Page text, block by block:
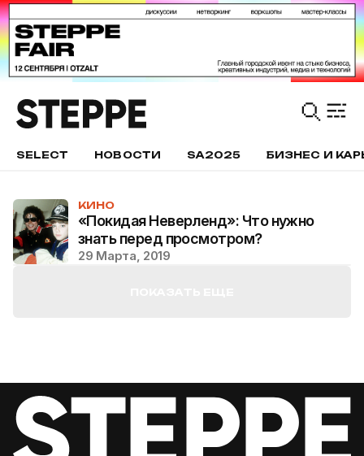
SELECT НОВОСТИ SA2025 БИЗНЕС И
КИНО
«Покидая Неверленд»: Что нужно
знать перед просмотром?
29 Марта, 2019